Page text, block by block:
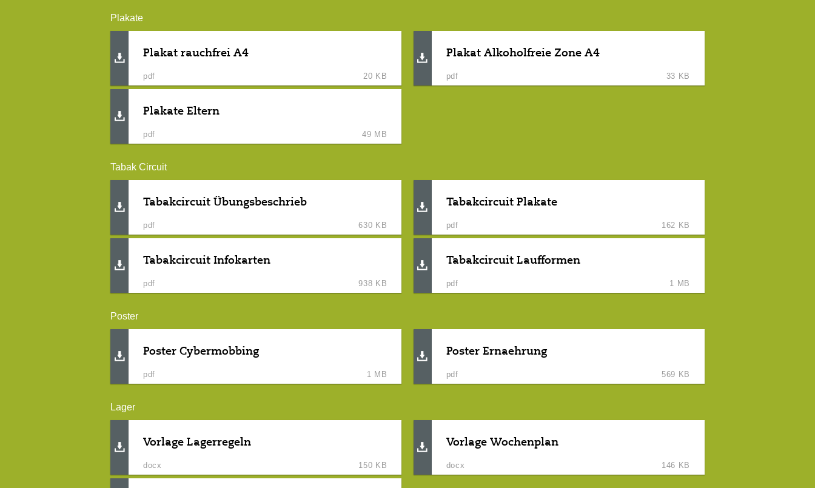
Plakate
Plakat rauchfrei A4
pdf 20 KB
Plakat Alkoholfreie Zone A4
pdf 33 KB
Plakate Eltern
pdf 49 MB
Tabak Circuit
Tabakcircuit Übungsbeschrieb
pdf 630 KB
Tabakcircuit Plakate
pdf 162 KB
Tabakcircuit Infokarten
pdf 938 KB
Tabakcircuit Laufformen
pdf 1 MB
Poster
Poster Cybermobbing
pdf 1 MB
Poster Ernaehrung
pdf 569 KB
Lager
Vorlage Lagerregeln
docx 150 KB
Vorlage Wochenplan
docx 146 KB